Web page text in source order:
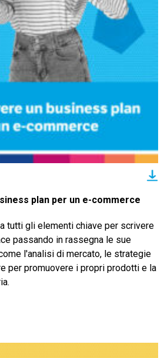
plan per un e-commerce
tutti gli elementi chiave per scrivere
passando in rassegna le sue
l'analisi di mercato, le strategie
per promuovere i propri prodotti e la